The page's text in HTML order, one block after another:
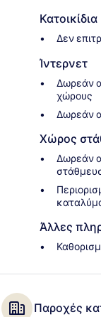
Κατοικίδια
Δεν
Ίντερνετ
Δωρεάν
χώρους
Δωρεάν
Χώρος
Δωρεάν
Άλλες
Παροχές